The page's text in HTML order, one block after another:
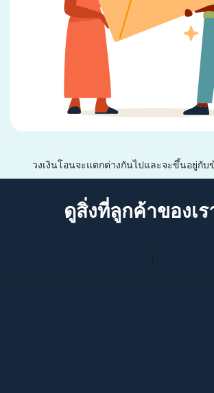
วงเงินโอนจะแตกต่างกันไปและจะขึ้นอยู่กับ
ดูสิ่งที่ลูกค้าของเ